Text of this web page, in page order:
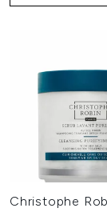
Christophe